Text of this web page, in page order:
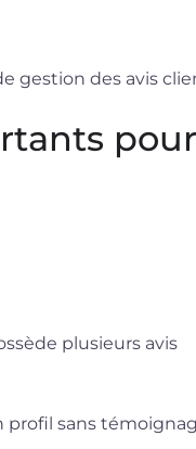
gestion des avis
pour
plusieurs avis
profil sans